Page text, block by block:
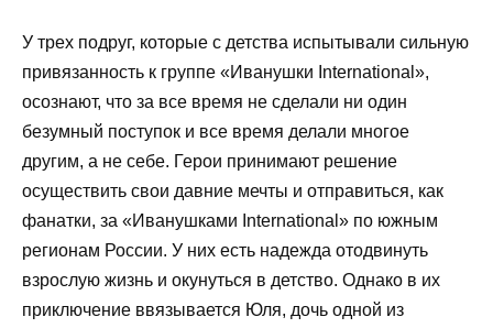
У трех подруг, которые с детства испытывали сильную
привязанность к группе «Иванушки International»,
осознают, что за все время не сделали ни один
безумный поступок и все время делали многое
другим, а не себе. Герои принимают решение
осуществить свои давние мечты и отправиться, как
фанатки, за «Иванушками International» по южным
регионам России. У них есть надежда отодвинуть
взрослую жизнь и окунуться в детство. Однако в их
приключение ввязывается Юля, дочь одной из